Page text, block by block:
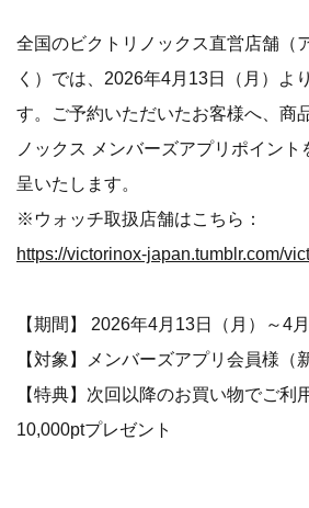
全国のビクトリノックス直営店舗（
く）では、2026年4月13日（月）よ
す。ご予約いただいたお客様へ、商
ノックス メンバーズアプリポイン
呈いたします。
※ウォッチ取扱店舗はこちら：
https://victorinox-japan.tumblr.com/
【期間】 2026年4月13日（月）～4
【対象】メンバーズアプリ会員様（
【特典】次回以降のお買い物でご利
10,000ptプレゼント